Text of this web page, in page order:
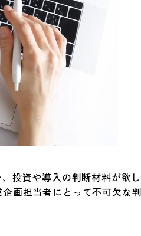
、投資や導入の判断材料が
画担当者にとって不可欠な判